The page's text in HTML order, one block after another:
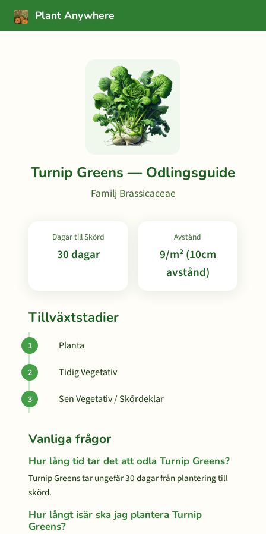
Plant Anywhere
Turnip Greens — Odlingsguide
Familj Brassicaceae
Dagar till Skörd
30 dagar
Avstånd
9/m² (10cm
avstånd)
Tillväxtstadier
Planta
Tidig Vegetativ
Sen Vegetativ / Skördeklar
Vanliga frågor
Hur lång tid tar det att odla Turnip Greens?
Turnip Greens tar ungefär 30 dagar från plantering till
skörd.
Hur långt isär ska jag plantera Turnip
Greens?